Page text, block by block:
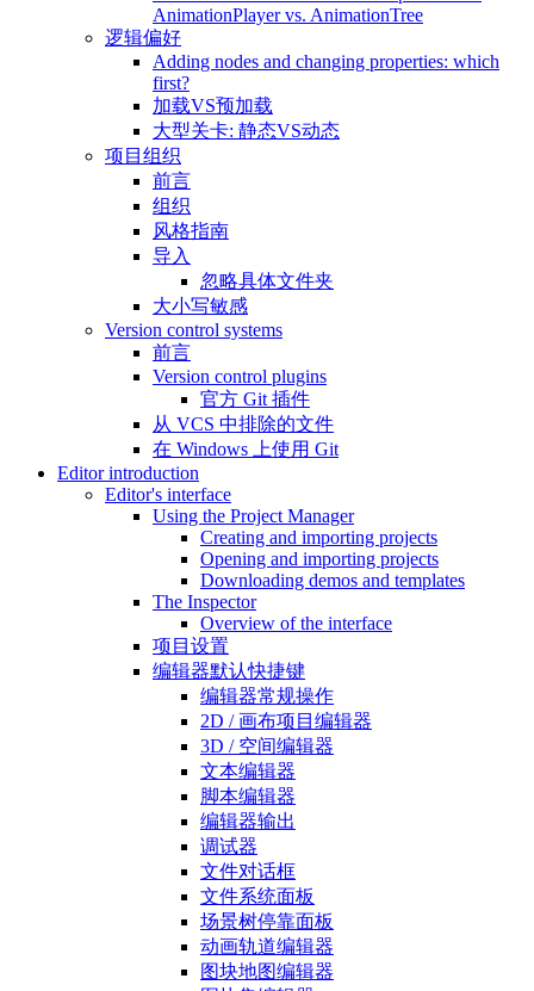
AnimationPlayer vs. AnimationTree
逻辑偏好
Adding nodes and changing properties: which
first?
加载VS预加载
大型关卡: 静态VS动态
项目组织
前言
组织
风格指南
导入
忽略具体文件夹
大小写敏感
Version control systems
前言
Version control plugins
官方 Git 插件
从 VCS 中排除的文件
在 Windows 上使用 Git
Editor introduction
Editor's interface
Using the Project Manager
Creating and importing projects
Opening and importing projects
Downloading demos and templates
The Inspector
Overview of the interface
项目设置
编辑器默认快捷键
编辑器常规操作
2D / 画布项目编辑器
3D / 空间编辑器
文本编辑器
脚本编辑器
编辑器输出
调试器
文件对话框
文件系统面板
场景树停靠面板
动画轨道编辑器
图块地图编辑器